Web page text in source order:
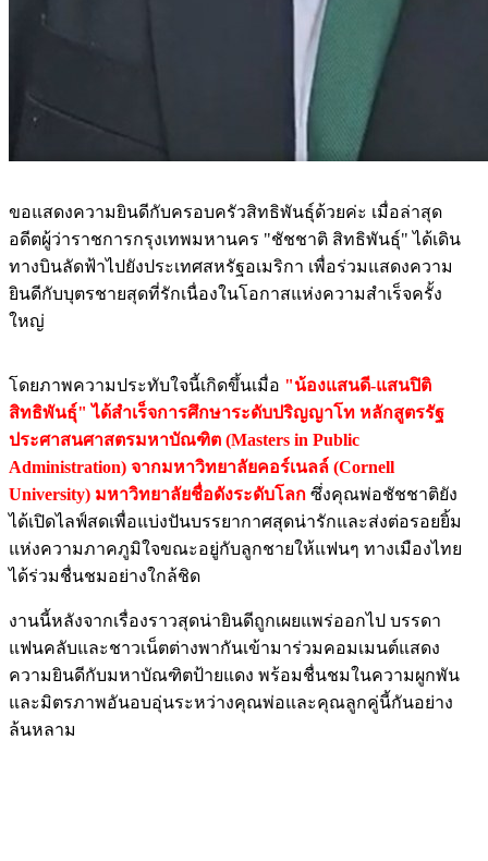
ขอแสดงความยินดีกับครอบครัวสิทธิพันธุ์ด้วยค่ะ เมื่อล่าสุด
อดีตผู้ว่าราชการกรุงเทพมหานคร "ชัชชาติ สิทธิพันธุ์" ได้เดิน
ทางบินลัดฟ้าไปยังประเทศสหรัฐอเมริกา เพื่อร่วมแสดงความ
ยินดีกับบุตรชายสุดที่รักเนื่องในโอกาสแห่งความสำเร็จครั้ง
ใหญ่
โดยภาพความประทับใจนี้เกิดขึ้นเมื่อ "น้องแสนดี-แสนปิติ
สิทธิพันธุ์" ได้สำเร็จการศึกษาระดับปริญญาโท หลักสูตรรัฐ
ประศาสนศาสตรมหาบัณฑิต (Masters in Public
Administration) จากมหาวิทยาลัยคอร์เนลล์ (Cornell
University) มหาวิทยาลัยชื่อดังระดับโลก ซึ่งคุณพ่อชัชชาติยัง
ได้เปิดไลฟ์สดเพื่อแบ่งปันบรรยากาศสุดน่ารักและส่งต่อรอยยิ้ม
แห่งความภาคภูมิใจขณะอยู่กับลูกชายให้แฟนๆ ทางเมืองไทย
ได้ร่วมชื่นชมอย่างใกล้ชิด
งานนี้หลังจากเรื่องราวสุดน่ายินดีถูกเผยแพร่ออกไป บรรดา
แฟนคลับและชาวเน็ตต่างพากันเข้ามาร่วมคอมเมนต์แสดง
ความยินดีกับมหาบัณฑิตป้ายแดง พร้อมชื่นชมในความผูกพัน
และมิตรภาพอันอบอุ่นระหว่างคุณพ่อและคุณลูกคู่นี้กันอย่าง
ล้นหลาม